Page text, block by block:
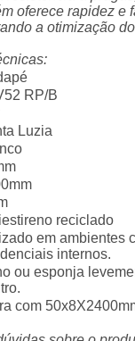
oferece rapidez e
a otimização
RP/B
Luzia
reciclado
em ambientes
internos.
ou esponja
com